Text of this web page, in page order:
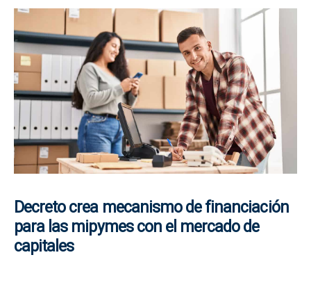
Decreto crea mecanismo de financiación
para las mipymes con el mercado de
capitales